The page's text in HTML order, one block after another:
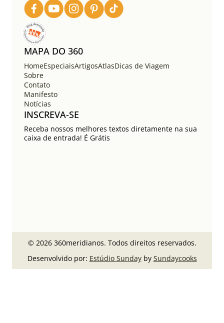
MAPA DO 360
HomeEspeciaisArtigosAtlasDicas de Viagem
Sobre
Contato
Manifesto
Notícias
INSCREVA-SE
Receba nossos melhores textos diretamente na sua
caixa de entrada! É Grátis
© 2026 360meridianos. Todos direitos reservados.
Desenvolvido por: Estúdio Sundayby Sundaycooks